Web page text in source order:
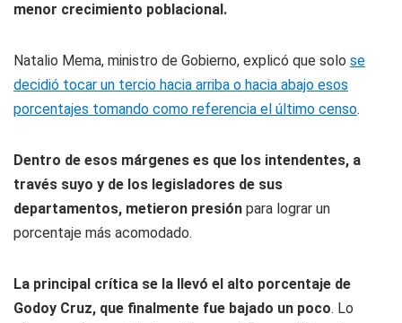
menor crecimiento poblacional.
Natalio Mema, ministro de Gobierno, explicó que solo se
decidió tocar un tercio hacia arriba o hacia abajo esos
porcentajes tomando como referencia el último censo.
Dentro de esos márgenes es que los intendentes, a
través suyo y de los legisladores de sus
departamentos, metieron presión para lograr un
porcentaje más acomodado.
La principal crítica se la llevó el alto porcentaje de
Godoy Cruz, que finalmente fue bajado un poco. Lo